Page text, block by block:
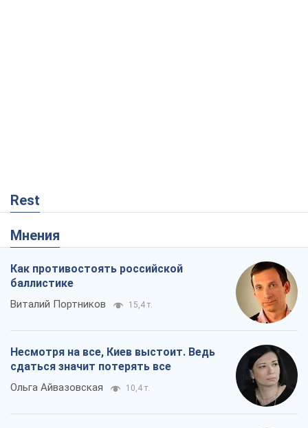
Rest
Мнения
Как противостоять российской
баллистике
Виталий Портников 15,4 т.
Несмотря на все, Киев выстоит. Ведь
сдаться значит потерять все
Ольга Айвазовская 10,4 т.